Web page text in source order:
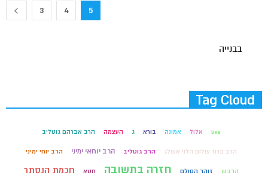
3 4 5
בבנייה
Tag Cloud
live אלול אמונה בורא ג העצמה הרב אברהם גוטליב
הרב ברוך שלום הלוי אשלג הרב גוטליב הרב יוחאי ימיני הרב יוחי ימיני
הרבש זוהר הסולם חזרה בתשובה חטא חכמת הנסתר